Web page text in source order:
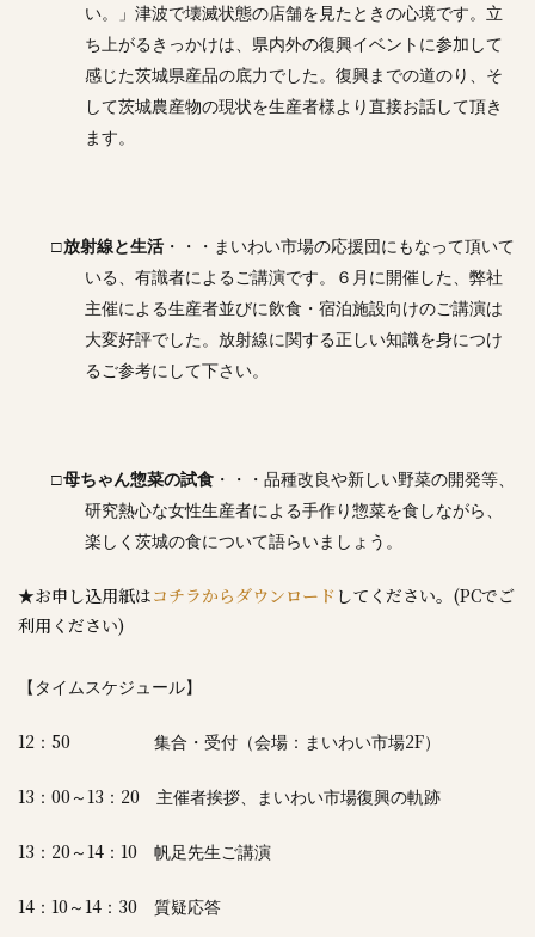
い。」津波で壊滅状態の店舗を見たときの心境です。立
ち上がるきっかけは、県内外の復興イベントに参加して
感じた茨城県産品の底力でした。復興までの道のり、そ
して茨城農産物の現状を生産者様より直接お話して頂き
ます。
□放射線と生活 ・・・まいわい市場の応援団にもなって頂いて
いる、有識者によるご講演です。６月に開催した、弊社
主催による生産者並びに飲食・宿泊施設向けのご講演は
大変好評でした。放射線に関する正しい知識を身につけ
るご参考にして下さい。
□母ちゃん惣菜の試食 ・・・品種改良や新しい野菜の開発等、
研究熱心な女性生産者による手作り惣菜を食しながら、
楽しく茨城の食について語らいましょう。
★お申し込用紙はコチラからダウンロード してください。(PCでご
利用ください)
【タイムスケジュール】
12 ： 50 集合・受付（会場：まいわい市場2F）
13 ： 00 ～ 13 ： 20 主催者挨拶、まいわい市場復興の軌跡
13 ： 20 ～ 14 ： 10 帆足先生ご講演
14 ： 10 ～ 14 ： 30 質疑応答